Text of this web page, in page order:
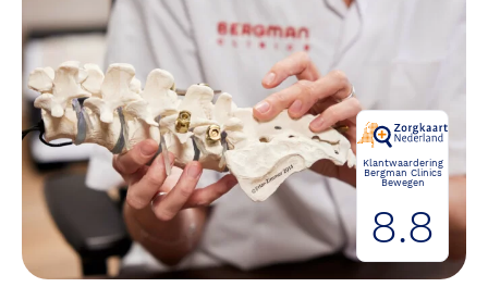
Klantwaardering
Bergman Clinics
Bewegen
8.8